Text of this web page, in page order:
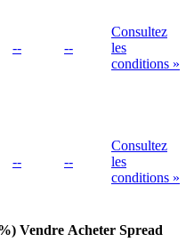
-- --
Consultez
les
conditions »
-- --
Consultez
les
conditions »
Vendre Acheter Spread